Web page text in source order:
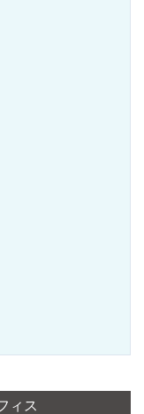
ィス